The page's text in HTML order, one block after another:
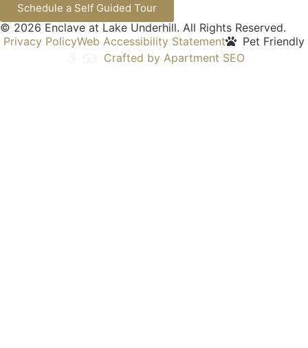
Schedule a Self Guided Tour
© 2026 Enclave at Lake Underhill. All Rights Reserved.
Privacy PolicyWeb Accessibility Statement
Pet Friendly
Crafted by Apartment SEO